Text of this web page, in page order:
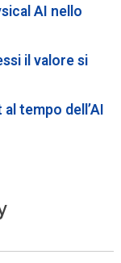
AI nello
il valore si
tempo dell’AI